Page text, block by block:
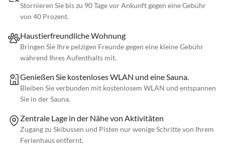
Stornieren Sie bis zu 90 Tage vor Ankunft gegen eine Gebühr
von 40 Prozent.
Haustierfreundliche Wohnung
Bringen Sie Ihre pelzigen Freunde gegen eine kleine Gebühr
während Ihres Aufenthalts mit.
Genießen Sie kostenloses WLAN und eine Sauna.
Bleiben Sie verbunden mit kostenlosem WLAN und entspannen
Sie in der Sauna.
Zentrale Lage in der Nähe von Aktivitäten
Zugang zu Skibussen und Pisten nur wenige Schritte von Ihrem
Ferienhaus entfernt.